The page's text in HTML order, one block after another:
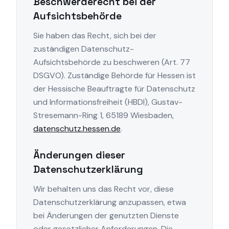
Aufsichtsbehörde
Sie haben das Recht, sich bei der
zuständigen Datenschutz-
Aufsichtsbehörde zu beschweren (Art. 77
DSGVO). Zuständige Behörde für Hessen ist
der Hessische Beauftragte für Datenschutz
und Informationsfreiheit (HBDI), Gustav-
Stresemann-Ring 1, 65189 Wiesbaden,
datenschutz.hessen.de.
Änderungen dieser
Datenschutzerklärung
Wir behalten uns das Recht vor, diese
Datenschutzerklärung anzupassen, etwa
bei Änderungen der genutzten Dienste